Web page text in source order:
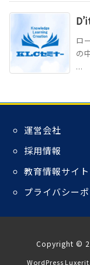
ロ
の
...
運営会社
採用情報
教育情報サイト
プライバシー
Copyright ©
WordPress